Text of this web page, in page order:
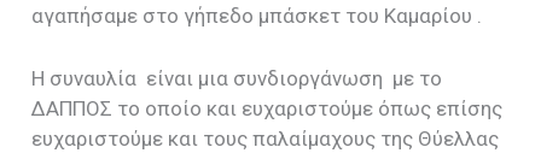
αγαπήσαμε στο γήπεδο μπάσκετ του Καμαρίου .
Η συναυλία είναι μια συνδιοργάνωση με το
ΔΑΠΠΟΣ το οποίο και ευχαριστούμε όπως επίσης
ευχαριστούμε και τους παλαίμαχους της Θύελλας